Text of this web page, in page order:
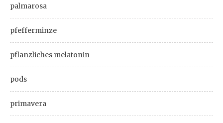
palmarosa
pfefferminze
pflanzliches melatonin
pods
primavera